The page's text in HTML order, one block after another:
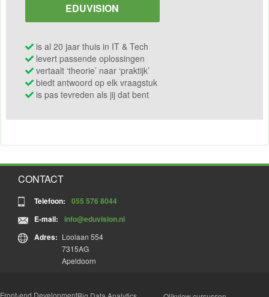
EDUVISION
is al 20 jaar thuis in IT & Tech
levert passende oplossingen
vertaalt ‘theorie’ naar ‘praktijk’
biedt antwoord op elk vraagstuk
is pas tevreden als jij dat bent
CONTACT
Telefoon:
055 576 8044
E-mail:
info@eduvision.nl
Adres: Loolaan 554
7315AG
Apeldoorn